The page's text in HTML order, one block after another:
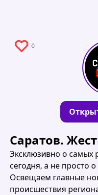
0
Саратов.
Эксклюзивно о самых
сегодня, а не просто
Освещаем главные
происшествия